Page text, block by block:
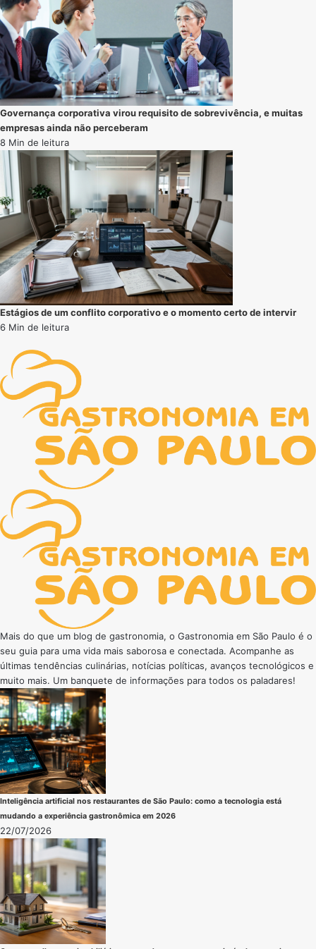
Governança corporativa virou requisito de sobrevivência, e muitas
empresas ainda não perceberam
8 Min de leitura
Estágios de um conflito corporativo e o momento certo de intervir
6 Min de leitura
Mais do que um blog de gastronomia, o Gastronomia em São Paulo é o
seu guia para uma vida mais saborosa e conectada. Acompanhe as
últimas tendências culinárias, notícias políticas, avanços tecnológicos e
muito mais. Um banquete de informações para todos os paladares!
Inteligência artificial nos restaurantes de São Paulo: como a tecnologia está
mudando a experiência gastronômica em 2026
22/07/2026